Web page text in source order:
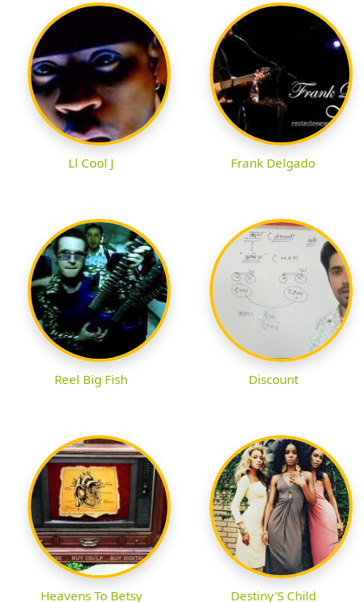
Ll Cool J Frank Delgado
Reel Big Fish Discount
Heavens To Betsy Destiny'S Child